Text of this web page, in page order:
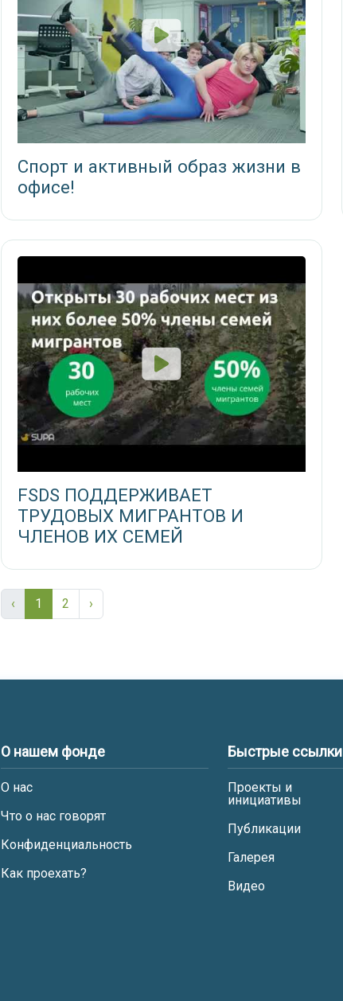
Спорт и активный образ жизни в
офисе!
FSDS ПОДДЕРЖИВАЕТ
ТРУДОВЫХ МИГРАНТОВ И
ЧЛЕНОВ ИХ СЕМЕЙ
‹ 1 2 ›
О нашем фонде
О нас
Что о нас говорят
Конфиденциальность
Как проехать?
Быстрые ссылки
Проекты и
инициативы
Публикации
Галерея
Видео